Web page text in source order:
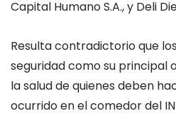
Capital Humano S.A., y Deli
Resulta contradictorio que
seguridad como su principal
la salud de quienes deben
ocurrido en el comedor del